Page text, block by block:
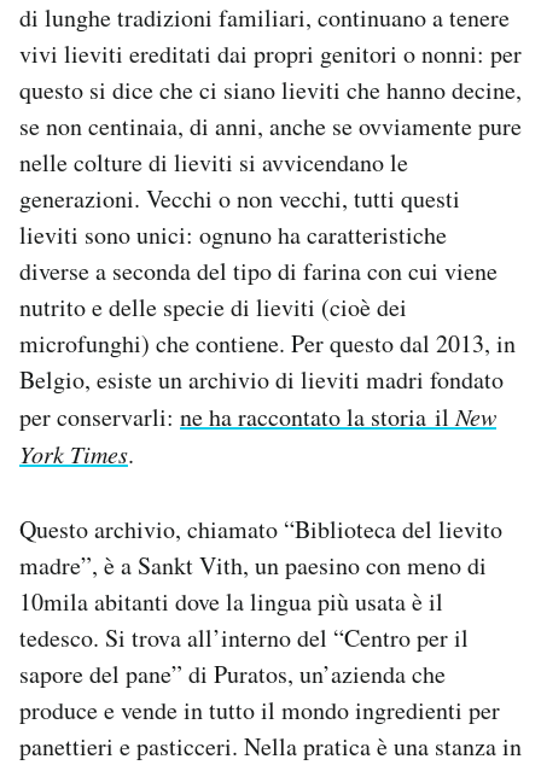
di lunghe tradizioni familiari, continuano a tenere
vivi lieviti ereditati dai propri genitori o nonni: per
questo si dice che ci siano lieviti che hanno decine,
se non centinaia, di anni, anche se ovviamente pure
nelle colture di lieviti si avvicendano le
generazioni. Vecchi o non vecchi, tutti questi
lieviti sono unici: ognuno ha caratteristiche
diverse a seconda del tipo di farina con cui viene
nutrito e delle specie di lieviti (cioè dei
microfunghi) che contiene. Per questo dal 2013, in
Belgio, esiste un archivio di lieviti madri fondato
per conservarli: ne ha raccontato la storia ilNew
York Times.
Questo archivio, chiamato “Biblioteca del lievito
madre”, è a Sankt Vith, un paesino con meno di
10mila abitanti dove la lingua più usata è il
tedesco. Si trova all’interno del “Centro per il
sapore del pane” di Puratos, un’azienda che
produce e vende in tutto il mondo ingredienti per
panettieri e pasticceri. Nella pratica è una stanza in